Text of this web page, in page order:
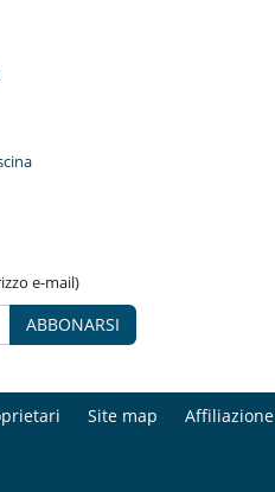
e-mail)
ABBONARSI
Site map Affiliazione